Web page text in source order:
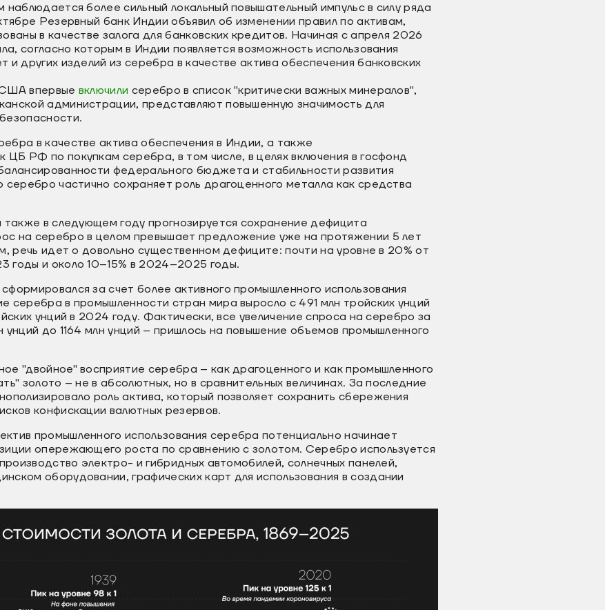
более сильный локальный повышательный импульс в силу ряда
Резервный банк Индии объявил об изменении правил по активам,
в качестве залога для банковских кредитов. Начиная с апреля 2026
согласно которым в Индии появляется возможность использования
и других изделий из серебра в качестве актива обеспечения банковских
впервые включили серебро в список "критически важных минералов",
администрации, представляют повышенную значимость для
в качестве актива обеспечения в Индии, а также
РФ по покупкам серебра, в том числе, в целях включения в госфонд
федерального бюджета и стабильности развития
серебро частично сохраняет роль драгоценного металла как средства
в следующем году прогнозируется сохранение дефицита
на серебро в целом превышает предложение уже на протяжении 5 лет
речь идет о довольно существенном дефиците: почти на уровне в 20% от
годы и около 10–15% в 2024–2025 годы.
за счет более активного промышленного использования
серебра в промышленности стран мира выросло с 491 млн тройских унций
унций в 2024 году. Фактически, все увеличение спроса на серебро за
до 1164 млн унций – пришлось на повышение объемов промышленного
"двойное" восприятие серебра – как драгоценного и как промышленного
золото – не в абсолютных, но в сравнительных величинах. За последние
роль актива, который позволяет сохранить сбережения
конфискации валютных резервов.
промышленного использования серебра потенциально начинает
опережающего роста по сравнению с золотом. Серебро используется
электро- и гибридных автомобилей, солнечных панелей,
оборудовании, графических карт для использования в создании